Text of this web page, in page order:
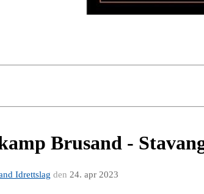
Brusand -
Idrettslag den 24. apr 2023